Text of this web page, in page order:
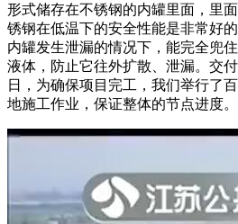
形式储存在不锈钢的内罐里面，里
锈钢在低温下的安全性能是非常好
内罐发生泄漏的情况下，能完全兜
液体，防止它往外扩散、泄漏。交
日，为确保项目完工，我们举行了
地施工作业，保证整体的节点进度。